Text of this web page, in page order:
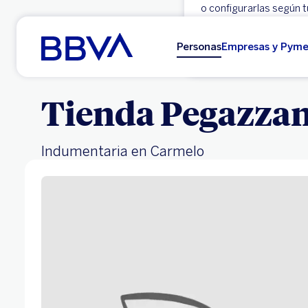
o configurarlas según
Aceptar
Ir al contenido principal
PersonasEmpresas y
Tienda
Indumentaria en Carmelo